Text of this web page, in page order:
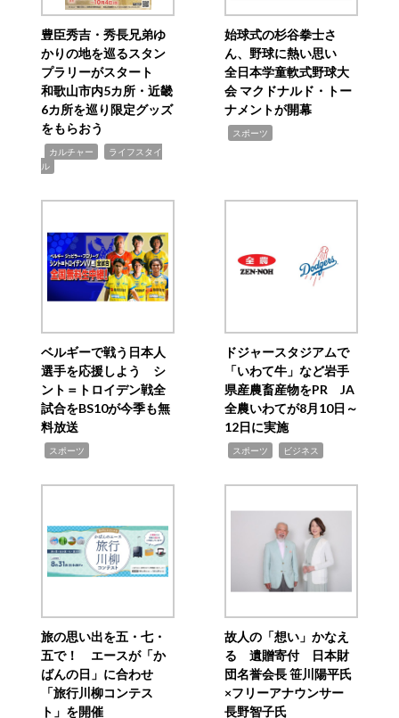
豊臣秀吉・秀長兄弟ゆ
かりの地を巡るスタン
プラリーがスタート
和歌山市内5カ所・近畿
6カ所を巡り限定グッズ
をもらおう
カルチャー
ライフスタイ
ル
始球式の杉谷拳士さ
ん、野球に熱い思い
全日本学童軟式野球大
会 マクドナルド・トー
ナメントが開幕
スポーツ
ベルギーで戦う日本人
選手を応援しよう シ
ント＝トロイデン戦全
試合をBS10が今季も無
料放送
スポーツ
ドジャースタジアムで
「いわて牛」など岩手
県産農畜産物をPR JA
全農いわてが8月10日～
12日に実施
スポーツ ビジネス
旅の思い出を五・七・
五で！ エースが「か
ばんの日」に合わせ
「旅行川柳コンテス
ト」を開催
故人の「想い」かなえ
る 遺贈寄付 日本財
団名誉会長 笹川陽平氏
×フリーアナウンサー
長野智子氏